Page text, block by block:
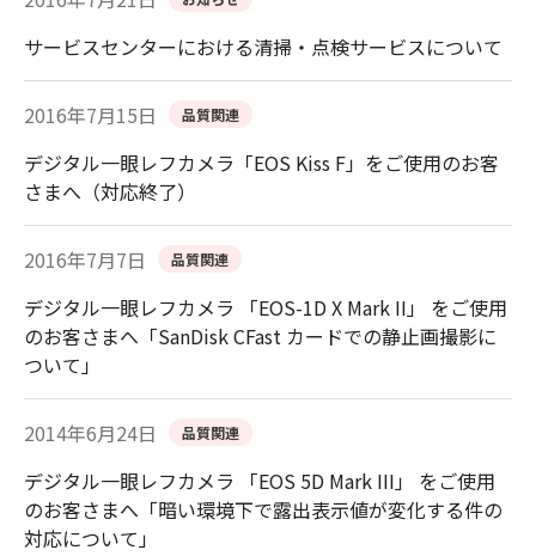
サービスセンターにおける清掃・点検サービスについて
2016年7月15日 品質関連
デジタル一眼レフカメラ「EOS Kiss F」をご使用のお客
さまへ（対応終了）
2016年7月7日 品質関連
デジタル一眼レフカメラ 「EOS-1D X Mark II」 をご使用
のお客さまへ「SanDisk CFast カードでの静止画撮影に
ついて」
2014年6月24日 品質関連
デジタル一眼レフカメラ 「EOS 5D Mark III」 をご使用
のお客さまへ「暗い環境下で露出表示値が変化する件の
対応について」